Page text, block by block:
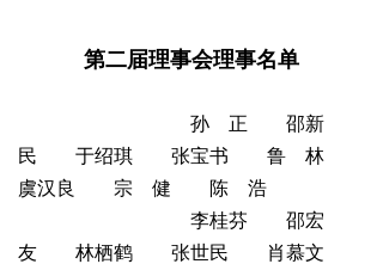
第二届理事会理事名单
孙 正 邵新
民 于绍琪 张宝书 鲁 林
虞汉良 宗 健 陈 浩
李桂芬 邵宏
友 林栖鹤 张世民 肖慕文